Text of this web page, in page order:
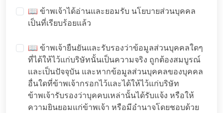
📖 ข้าพเจ้าได้อ่านและยอมรับ นโยบายส่วนบุคคล
เป็นที่เรียบร้อยแล้ว
📖 ข้าพเจ้ายืนยันและรับรองว่าข้อมูลส่วนบุคคลใดๆ
ที่ได้ให้ไว้แก่บริษัทนั้นเป็นความจริง ถูกต้องสมบูรณ์
และเป็นปัจจุบัน และหากข้อมูลส่วนบุคคลของบุคคล
อื่นใดที่ข้าพเจ้ากรอกไว้และได้ให้ไว้แก่บริษัท
ข้าพเจ้ารับรองว่าบุคคบเหล่านั้นได้รับแจ้ง หรือให้
ความยินยอมแก่ข้าพเจ้า หรือมีอำนาจโดยชอบด้วย